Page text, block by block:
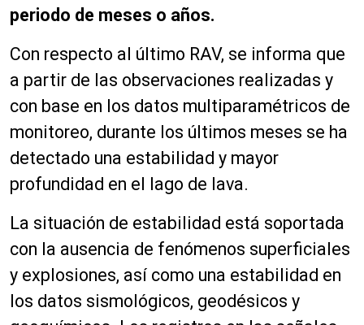
periodo de meses o años.
Con respecto al último RAV, se informa que
a partir de las observaciones realizadas y
con base en los datos multiparamétricos de
monitoreo, durante los últimos meses se ha
detectado una estabilidad y mayor
profundidad en el lago de lava.
La situación de estabilidad está soportada
con la ausencia de fenómenos superficiales
y explosiones, así como una estabilidad en
los datos sismológicos, geodésicos y